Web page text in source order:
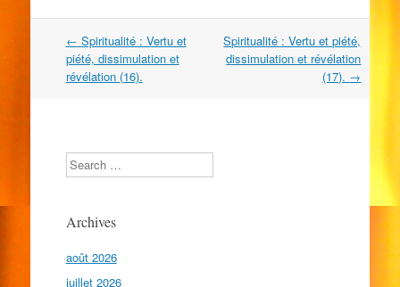
Navigation
dans
les
← Spiritualité : Vertu et
piété, dissimulation et
révélation (16).
Spiritualité : Vertu et piété,
dissimulation et révélation
(17). →
Search
Archives
août 2026
juillet 2026